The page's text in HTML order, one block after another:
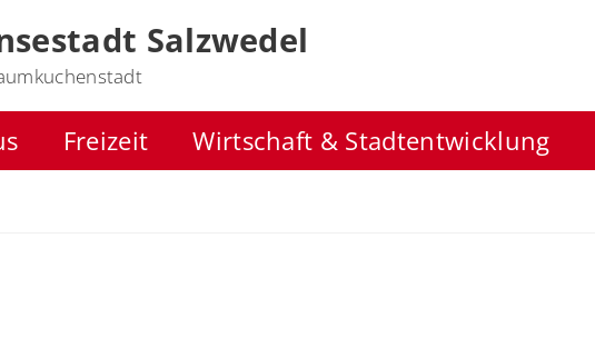
Salzwedel
Freizeit Wirtschaft & Stadtentwicklung